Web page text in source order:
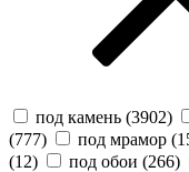
под камень (3902)
(777) под мрамор (
(12) под обои (266)